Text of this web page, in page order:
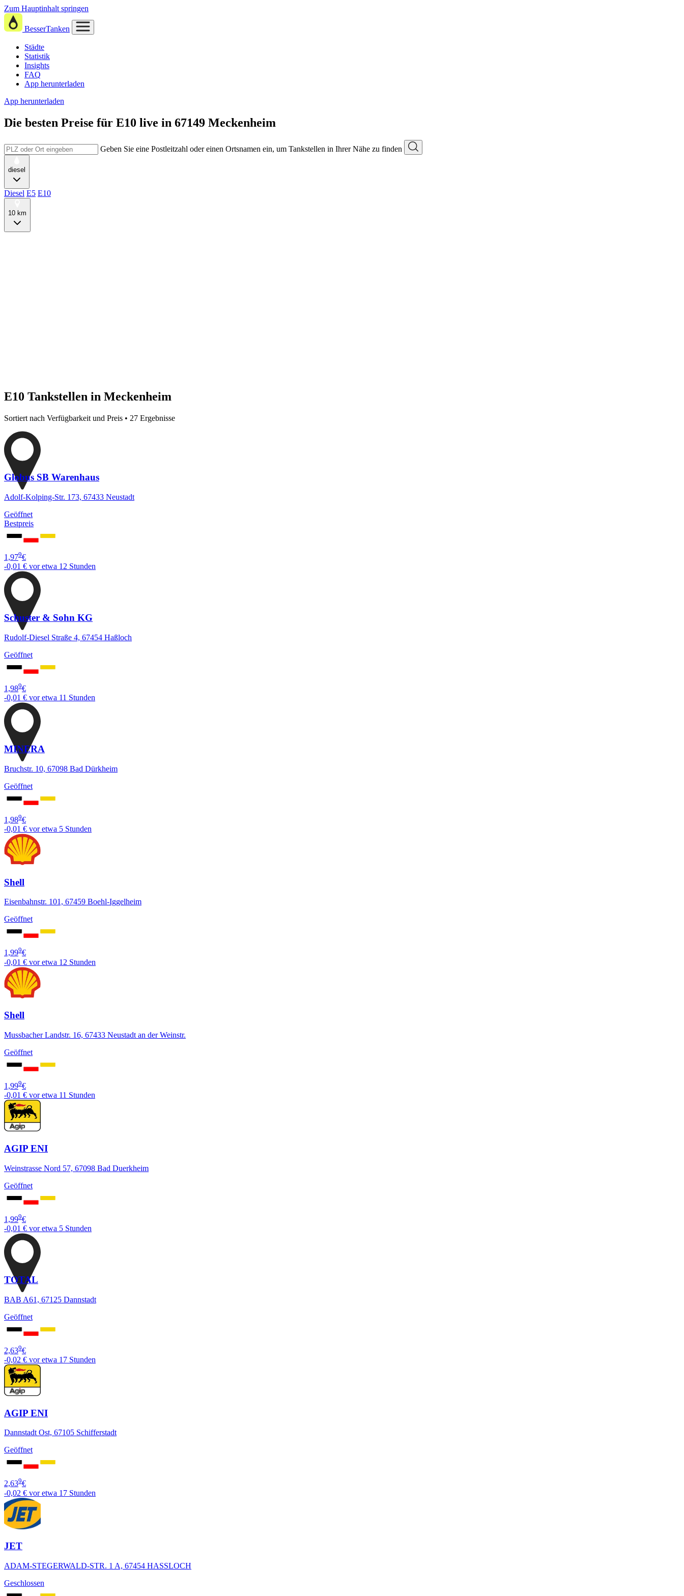
Zum Hauptinhalt springen
BesserTanken
Städte
Statistik
Insights
FAQ
App herunterladen
App herunterladen
Die besten Preise für E10 live in 67149 Meckenheim
Geben Sie eine Postleitzahl oder einen Ortsnamen ein, um Tankstellen in Ihrer Nähe zu finden
diesel
Diesel E5 E10
10 km
E10 Tankstellen in Meckenheim
Sortiert nach Verfügbarkeit und Preis • 27 Ergebnisse
Globus SB Warenhaus
Adolf-Kolping-Str. 173, 67433 Neustadt
Geöffnet
Bestpreis
1,979€
-0,01 € vor etwa 12 Stunden
Schuster & Sohn KG
Rudolf-Diesel Straße 4, 67454 Haßloch
Geöffnet
1,989€
-0,01 € vor etwa 11 Stunden
MINERA
Bruchstr. 10, 67098 Bad Dürkheim
Geöffnet
1,989€
-0,01 € vor etwa 5 Stunden
Shell
Eisenbahnstr. 101, 67459 Boehl-Iggelheim
Geöffnet
1,999€
-0,01 € vor etwa 12 Stunden
Shell
Mussbacher Landstr. 16, 67433 Neustadt an der Weinstr.
Geöffnet
1,999€
-0,01 € vor etwa 11 Stunden
AGIP ENI
Weinstrasse Nord 57, 67098 Bad Duerkheim
Geöffnet
1,999€
-0,01 € vor etwa 5 Stunden
TOTAL
BAB A61, 67125 Dannstadt
Geöffnet
2,639€
-0,02 € vor etwa 17 Stunden
AGIP ENI
Dannstadt Ost, 67105 Schifferstadt
Geöffnet
2,639€
-0,02 € vor etwa 17 Stunden
JET
ADAM-STEGERWALD-STR. 1 A, 67454 HASSLOCH
Geschlossen